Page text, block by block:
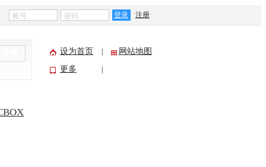
登录 注册
设为首页
网站地图
更多